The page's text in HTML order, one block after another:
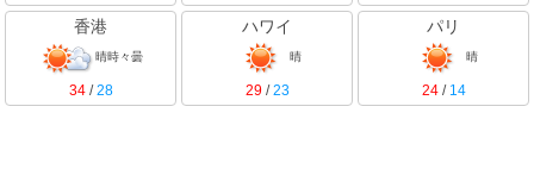
香港
晴時々曇
34/28
ハワイ
晴
29/23
パリ
晴
24/ 14